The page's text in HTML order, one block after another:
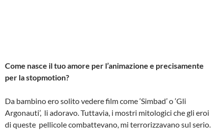
Come nasce il tuo amore per l’animazione e precisamente
per la stop­motion?
Da bambino ero solito vedere film come ‘Simbad’ o ‘Gli
Argonauti’, li adoravo. Tuttavia, i mostri mitologici che gli eroi
di queste pellicole combattevano, mi terrorizzavano sul serio.